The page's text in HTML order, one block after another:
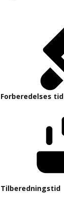
Forberedelses tid
Tilberedningstid